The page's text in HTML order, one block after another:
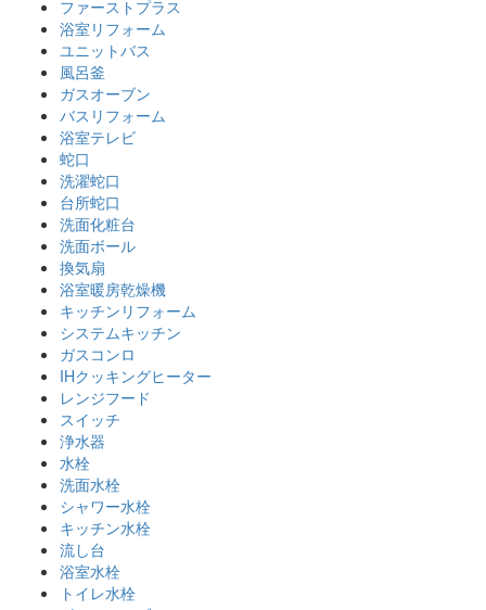
ファーストプラス
浴室リフォーム
ユニットバス
風呂釜
ガスオーブン
バスリフォーム
浴室テレビ
蛇口
洗濯蛇口
台所蛇口
洗面化粧台
洗面ボール
換気扇
浴室暖房乾燥機
キッチンリフォーム
システムキッチン
ガスコンロ
IHクッキングヒーター
レンジフード
スイッチ
浄水器
水栓
洗面水栓
シャワー水栓
キッチン水栓
流し台
浴室水栓
トイレ水栓